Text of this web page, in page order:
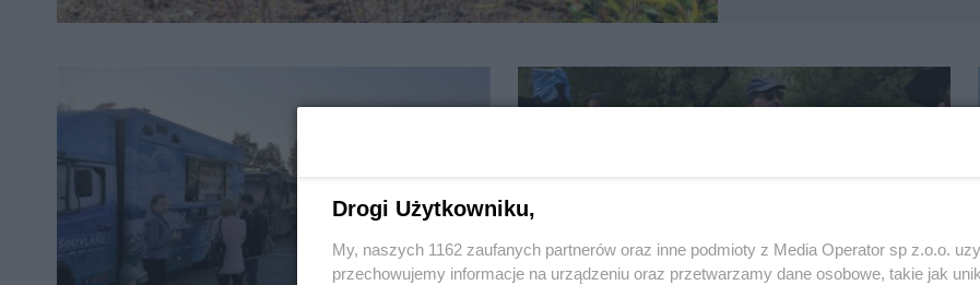
Drogi Użytkowniku,
My, naszych 1162 zaufanych partnerów oraz inne podmioty z Media Operator sp z.o.o.
przechowujemy informacje na urządzeniu oraz przetwarzamy dane osobowe, takie jak